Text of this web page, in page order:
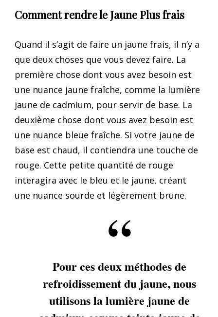
Comment rendre le Jaune Plus frais
Quand il s’agit de faire un jaune frais, il n’y a
que deux choses que vous devez faire. La
première chose dont vous avez besoin est
une nuance jaune fraîche, comme la lumière
jaune de cadmium, pour servir de base. La
deuxième chose dont vous avez besoin est
une nuance bleue fraîche. Si votre jaune de
base est chaud, il contiendra une touche de
rouge. Cette petite quantité de rouge
interagira avec le bleu et le jaune, créant
une nuance sourde et légèrement brune.
Pour ces deux méthodes de
refroidissement du jaune, nous
utilisons la lumière jaune de